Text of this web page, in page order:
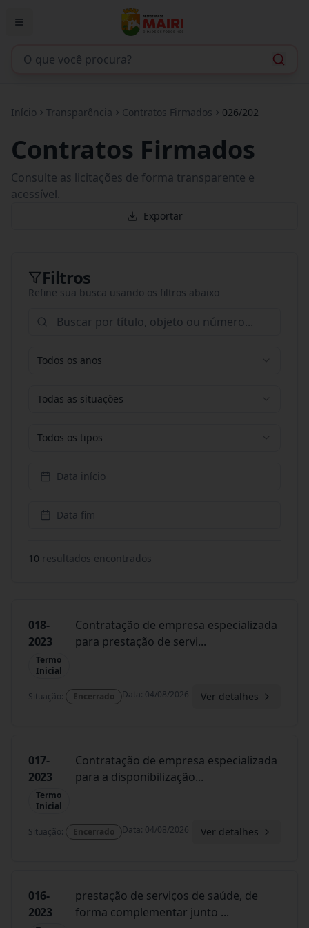
Início Transparência Contratos Firmados 026/202
Contratos Firmados
Consulte as licitações de forma transparente e
acessível.
Exportar
Filtros
Refine sua busca usando os filtros abaixo
Todos os anos
Todas as situações
Todos os tipos
Data início
Data fim
10 resultados encontrados
018-
2023
Termo
Inicial
Contratação de empresa especializada
para prestação de servi...
Situação: Encerrado Data: 04/08/2026 Ver detalhes
017-
2023
Termo
Inicial
Contratação de empresa especializada
para a disponibilização...
Situação: Encerrado Data: 04/08/2026 Ver detalhes
016-
2023
prestação de serviços de saúde, de
forma complementar junto ...